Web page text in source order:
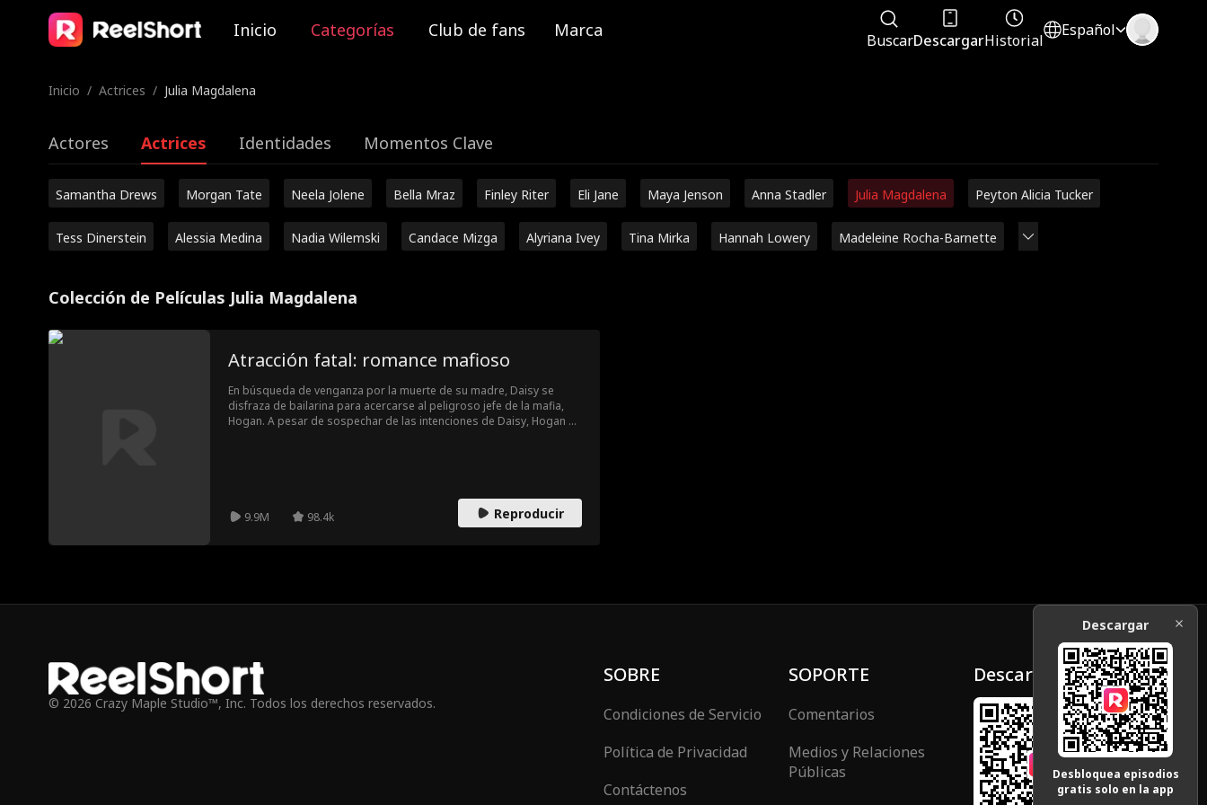
Inicio Categorías Club de fans Marca BuscarDescargarHistorial
Español
Inicio / Actrices / Julia Magdalena
Actores Actrices Identidades Momentos Clave
Samantha Drews Morgan Tate Neela Jolene Bella Mraz Finley Riter Eli Jane Maya Jenson Anna Stadler Julia Magdalena Peyton Alicia Tucker
Tess Dinerstein Alessia Medina Nadia Wilemski Candace Mizga Alyriana Ivey Tina Mirka Hannah Lowery Madeleine Rocha-Barnette
Colección de Películas Julia Magdalena
Atracción fatal: romance mafioso
En búsqueda de venganza por la muerte de su madre, Daisy se
disfraza de bailarina para acercarse al peligroso jefe de la mafia,
Hogan. A pesar de sospechar de las intenciones de Daisy, Hogan se
9.9M 98.4k Reproducir
© 2026 Crazy Maple Studio™, Inc. Todos los derechos reservados.
SOBRE
Condiciones de Servicio
Política de Privacidad
Contáctenos
SOPORTE
Comentarios
Medios y Relaciones
Públicas
Descargar
Descargar
Desbloquea episodios
gratis solo en la app